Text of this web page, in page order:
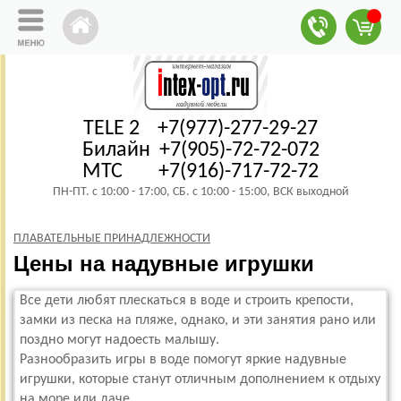
TELE 2 +7(977)-277-29-27
Билайн +7(905)-72-72-072
МТС +7(916)-717-72-72
ПН-ПТ. с 10:00 - 17:00, СБ. с 10:00 - 15:00, ВСК выходной
ПЛАВАТЕЛЬНЫЕ ПРИНАДЛЕЖНОСТИ
Цены на надувные игрушки
Все дети любят плескаться в воде и строить крепости,
замки из песка на пляже, однако, и эти занятия рано или
поздно могут надоесть малышу.
Разнообразить игры в воде помогут яркие надувные
игрушки, которые станут отличным дополнением к отдыху